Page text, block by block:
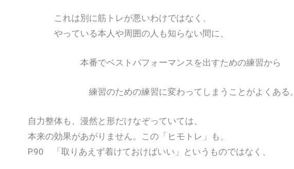
これは別に筋トレが悪いわけではなく、
やっている本人や周囲の人も知らない間に、
本番でベストパフォーマンスを出すための練習から
練習のための練習に変わってしまうことがよくある。
自力整体も、漫然と形だけなぞっていては、
本来の効果があがりません。この「ヒモトレ」も、
P.90 「取りあえず着けておけばいい」というものではなく、